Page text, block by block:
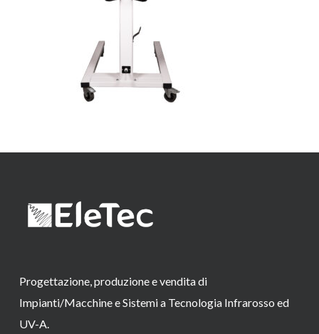
Progettazione, produzione e vendita di
Impianti/Macchine e Sistemi a Tecnologia Infrarosso ed
UV-A.